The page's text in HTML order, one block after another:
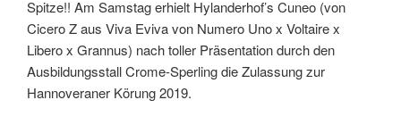
Spitze!! Am Samstag erhielt Hylanderhof’s Cuneo (von
Cicero Z aus Viva Eviva von Numero Uno x Voltaire x
Libero x Grannus) nach toller Präsentation durch den
Ausbildungsstall Crome-Sperling die Zulassung zur
Hannoveraner Körung 2019.